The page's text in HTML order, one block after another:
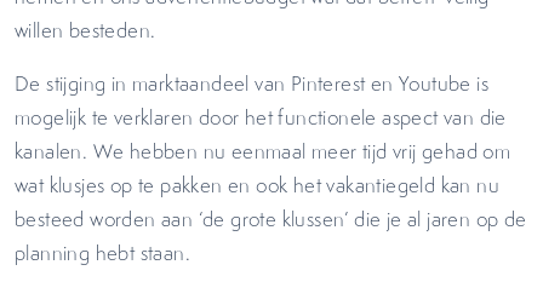
willen besteden.
De stijging in marktaandeel van Pinterest en Youtube is
mogelijk te verklaren door het functionele aspect van die
kanalen. We hebben nu eenmaal meer tijd vrij gehad om
wat klusjes op te pakken en ook het vakantiegeld kan nu
besteed worden aan ‘de grote klussen’ die je al jaren op de
planning hebt staan.